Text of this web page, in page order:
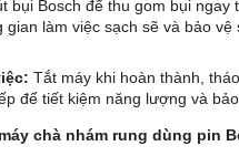
bụi Bosch để thu gom bụi ngay
gian làm việc sạch sẽ và bảo vệ
Tắt máy khi hoàn thành,
để tiết kiệm năng lượng và
chà nhám rung dùng pin